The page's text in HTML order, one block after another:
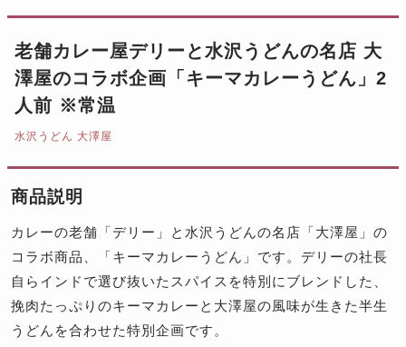
老舗カレー屋デリーと水沢うどんの名店 大
澤屋のコラボ企画「キーマカレーうどん」2
人前 ※常温
水沢うどん 大澤屋
商品説明
カレーの老舗「デリー」と水沢うどんの名店「大澤屋」の
コラボ商品、「キーマカレーうどん」です。デリーの社長
自らインドで選び抜いたスパイスを特別にブレンドした、
挽肉たっぷりのキーマカレーと大澤屋の風味が生きた半生
うどんを合わせた特別企画です。